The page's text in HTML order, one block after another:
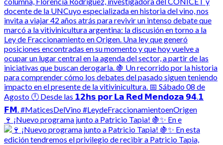
🍷 ¡Nuevo programa junto a Patricio Tapia! 🍇✨ En e